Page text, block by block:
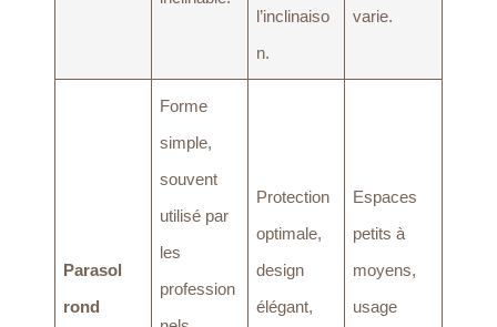
l’inclinaiso
n.
varie.
Parasol
rond
Forme
simple,
souvent
utilisé par
les
profession
Protection
optimale,
design
élégant,
Espaces
petits à
moyens,
usage